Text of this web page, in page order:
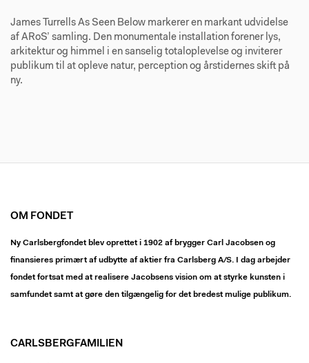
James Turrells As Seen Below markerer en markant udvidelse
af ARoS’ samling. Den monumentale installation forener lys,
arkitektur og himmel i en sanselig totaloplevelse og inviterer
publikum til at opleve natur, perception og årstidernes skift på
ny.
OM FONDET
Ny Carlsbergfondet blev oprettet i 1902 af brygger Carl Jacobsen og
finansieres primært af udbytte af aktier fra Carlsberg A/S. I dag arbejder
fondet fortsat med at realisere Jacobsens vision om at styrke kunsten i
samfundet samt at gøre den tilgængelig for det bredest mulige publikum.
CARLSBERGFAMILIEN